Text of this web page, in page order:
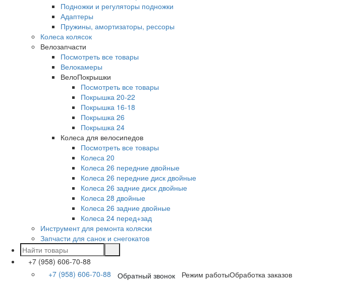
Подножки и регуляторы подножки
Адаптеры
Пружины, амортизаторы, рессоры
Колеса колясок
Велозапчасти
Посмотреть все товары
Велокамеры
ВелоПокрышки
Посмотреть все товары
Покрышка 20-22
Покрышка 16-18
Покрышка 26
Покрышка 24
Колеса для велосипедов
Посмотреть все товары
Колеса 20
Колеса 26 передние двойные
Колеса 26 передние диск двойные
Колеса 26 задние диск двойные
Колеса 28 двойные
Колеса 26 задние двойные
Колеса 24 перед+зад
Инструмент для ремонта коляски
Запчасти для санок и снегокатов
+7 (958) 606-70-88
+7 (958) 606-70-88
Обратный звонок Режим работыОбработка заказов